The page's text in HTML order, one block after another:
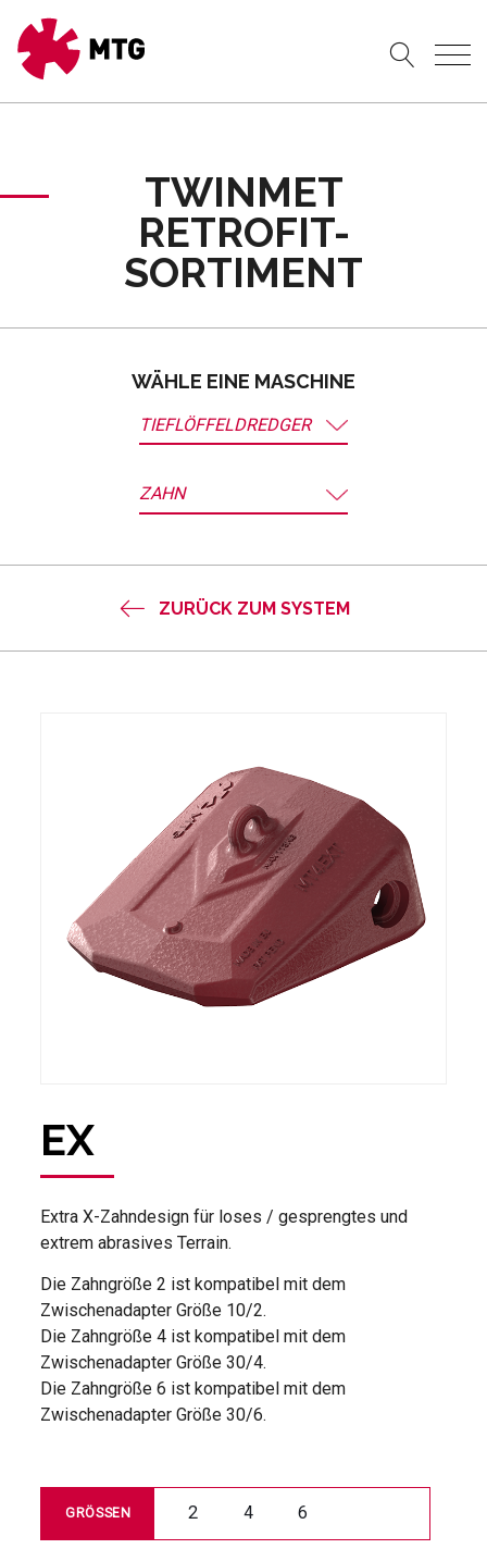
TWINMET
RETROFIT-
SORTIMENT
WÄHLE EINE MASCHINE
TIEFLÖFFELDREDGER
ZAHN
ZURÜCK ZUM SYSTEM
EX
Extra X-Zahndesign für loses / gesprengtes und
extrem abrasives Terrain.
Die Zahngröße 2 ist kompatibel mit dem
Zwischenadapter Größe 10/2.
Die Zahngröße 4 ist kompatibel mit dem
Zwischenadapter Größe 30/4.
Die Zahngröße 6 ist kompatibel mit dem
Zwischenadapter Größe 30/6.
GRÖSSEN 2 4 6